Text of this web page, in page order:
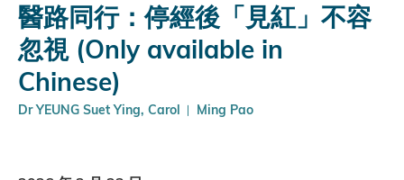
醫路同行：停經後「見紅」不容
忽視 (Only available in
Chinese)
Dr YEUNG Suet Ying, Carol Ming Pao